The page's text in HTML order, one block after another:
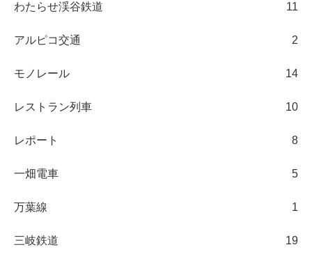
わたらせ渓谷鉄道 11
アルピコ交通 2
モノレール 14
レストラン列車 10
レポート 8
一畑電車 5
万葉線 1
三岐鉄道 19